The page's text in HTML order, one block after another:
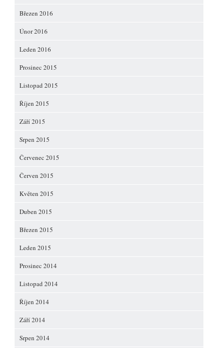
Březen 2016
Únor 2016
Leden 2016
Prosinec 2015
Listopad 2015
Říjen 2015
Září 2015
Srpen 2015
Červenec 2015
Červen 2015
Květen 2015
Duben 2015
Březen 2015
Leden 2015
Prosinec 2014
Listopad 2014
Říjen 2014
Září 2014
Srpen 2014